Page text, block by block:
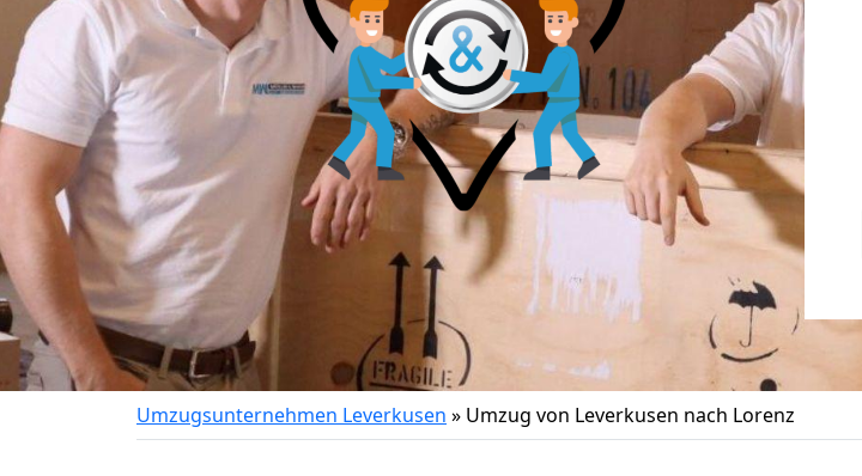
Umzugsunternehmen Leverkusen » Umzug von Leverkusen nach Lorenz